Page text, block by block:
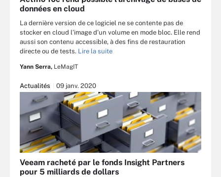
données en cloud
La dernière version de ce logiciel ne se contente pas de
stocker en cloud l’image d’un volume en mode bloc. Elle rend
aussi son contenu accessible, à des fins de restauration
directe ou de tests. Lire la suite
Yann Serra, LeMagIT
Actualités 09 janv. 2020
Veeam racheté par le fonds Insight Partners
pour 5 milliards de dollars